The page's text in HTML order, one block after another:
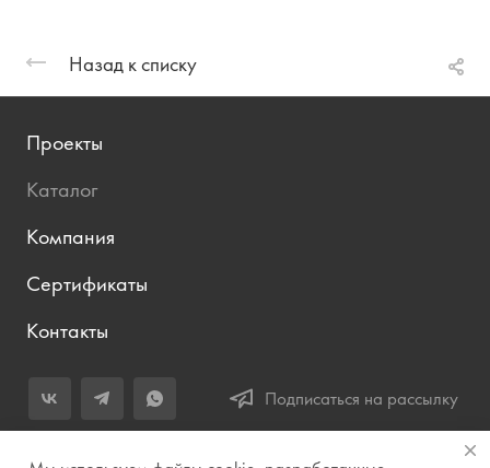
Назад к списку
Проекты
Каталог
Компания
Сертификаты
Контакты
Подписаться на рассылку
+7 (343) 283-04-11